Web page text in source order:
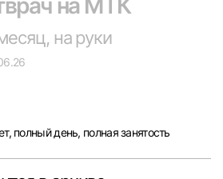
на МТК
на руки
полный день, полная занятость